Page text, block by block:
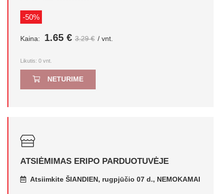
-50%
Kaina: 1.65 € 3.29 € / vnt.
Likutis: 0 vnt.
NETURIME
ATSIĖMIMAS ERIPO PARDUOTUVĖJE
Atsiimkite ŠIANDIEN, rugpjūčio 07 d., NEMOKAMAI